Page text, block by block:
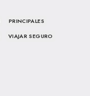
PRINCIPALES
VIAJAR SEGURO